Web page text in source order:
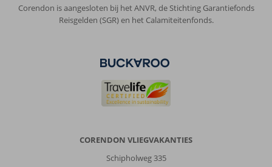
Corendon is aangesloten bij het ANVR, de Stichting Garantiefonds
Reisgelden (SGR) en het Calamiteitenfonds.
CORENDON VLIEGVAKANTIES
Schipholweg 335